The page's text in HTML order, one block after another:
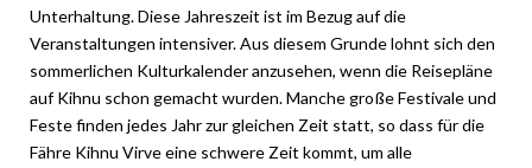
Unterhaltung. Diese Jahreszeit ist im Bezug auf die
Veranstaltungen intensiver. Aus diesem Grunde lohnt sich den
sommerlichen Kulturkalender anzusehen, wenn die Reisepläne
auf Kihnu schon gemacht wurden. Manche große Festivale und
Feste finden jedes Jahr zur gleichen Zeit statt, so dass für die
Fähre Kihnu Virve eine schwere Zeit kommt, um alle